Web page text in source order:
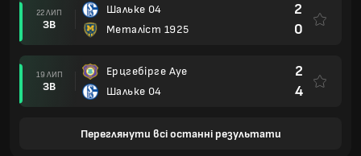
22 ЛИП
ЗВ
Шальке 04
Металіст 1925
2
0
19 ЛИП
ЗВ
Ерцгебірге Ауе
Шальке 04
2
4
Переглянути всі останні результати